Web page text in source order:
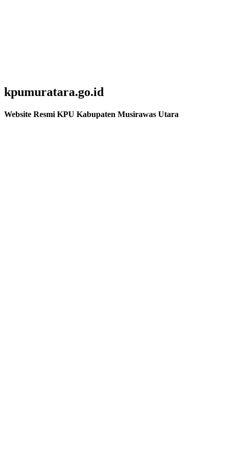
kpumuratara.go.id
Website Resmi KPU Kabupaten Musirawas Utara